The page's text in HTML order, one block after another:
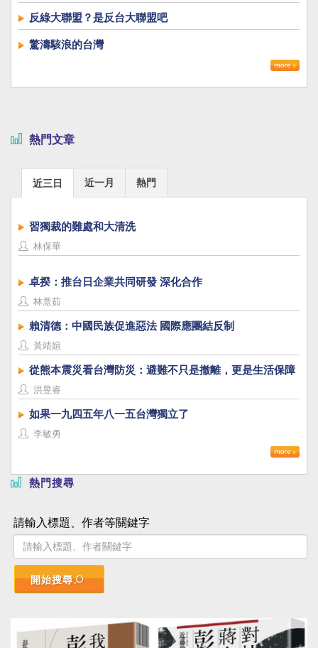
反綠大聯盟？是反台大聯盟吧
驚濤駭浪的台灣
熱門文章
近三日 近一月 熱門
習獨裁的難處和大清洗
林保華
卓揆：推台日企業共同研發 深化合作
林薏茹
賴清德：中國民族促進惡法 國際應團結反制
黃靖媗
從熊本震災看台灣防災：避難不只是撤離，更是生活保障
洪昱睿
如果一九四五年八一五台灣獨立了
李敏勇
熱門搜尋
請輸入標題、作者等關鍵字
開始搜尋